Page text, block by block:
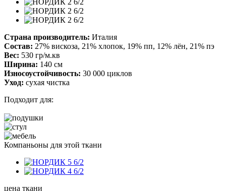
Страна производитель: Италия
Состав: 27% вискоза, 21% хлопок, 19% пп, 12% лён, 21% пэ
Вес: 530 гр/м.кв
Ширина: 140 см
Износоустойчивость: 30 000 циклов
Уход: сухая чистка
Подходит для:
Компаньоны для этой ткани
цена ткани